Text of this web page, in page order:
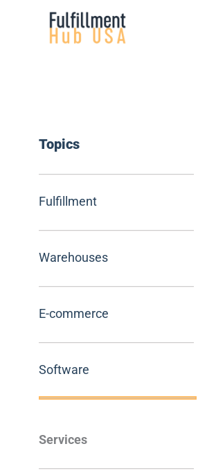
Topics
Fulfillment
Warehouses
E-commerce
Software
Services